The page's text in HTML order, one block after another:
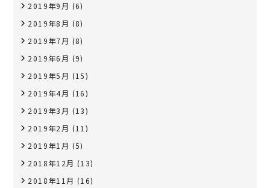
2019年9月 (6)
2019年8月 (8)
2019年7月 (8)
2019年6月 (9)
2019年5月 (15)
2019年4月 (16)
2019年3月 (13)
2019年2月 (11)
2019年1月 (5)
2018年12月 (13)
2018年11月 (16)